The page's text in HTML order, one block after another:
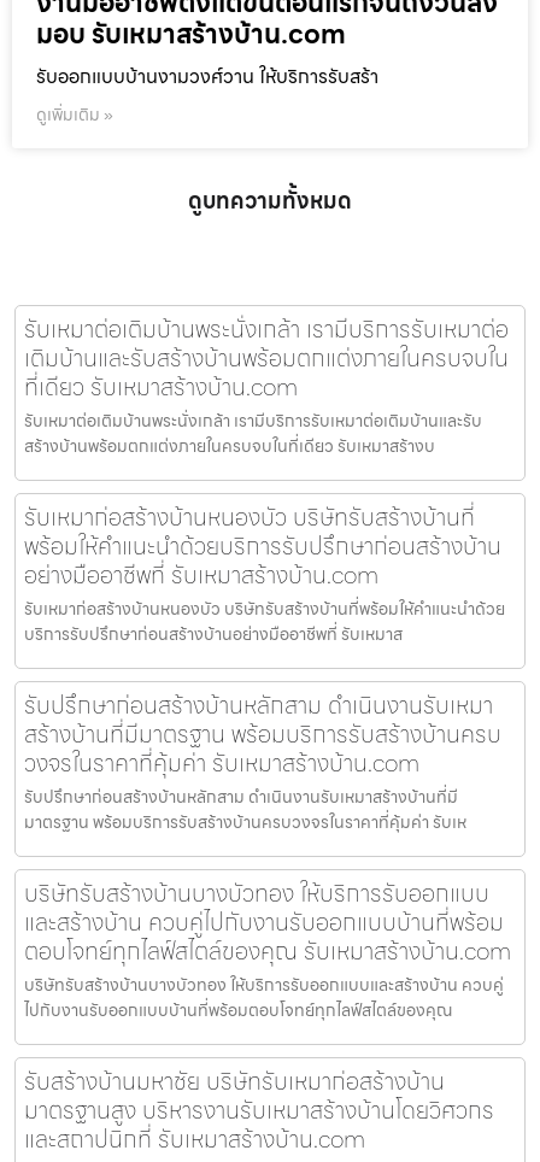
มอบ รับเหมาสร้างบ้าน.com
รับออกแบบบ้านงามวงศ์วาน ให้บริการรับสร้า
ดูเพิ่มเติม »
ดูบทความทั้งหมด
รับเหมาต่อเติมบ้านพระนั่งเกล้า เรามีบริการรับเหมาต่อ
เติมบ้านและรับสร้างบ้านพร้อมตกแต่งภายในครบจบใน
ที่เดียว รับเหมาสร้างบ้าน.com
รับเหมาต่อเติมบ้านพระนั่งเกล้า เรามีบริการรับเหมาต่อเติมบ้านและรับ
สร้างบ้านพร้อมตกแต่งภายในครบจบในที่เดียว รับเหมาสร้างบ
รับเหมาก่อสร้างบ้านหนองบัว บริษัทรับสร้างบ้านที่
พร้อมให้คำแนะนำด้วยบริการรับปรึกษาก่อนสร้างบ้าน
อย่างมืออาชีพที่ รับเหมาสร้างบ้าน.com
รับเหมาก่อสร้างบ้านหนองบัว บริษัทรับสร้างบ้านที่พร้อมให้คำแนะนำด้วย
บริการรับปรึกษาก่อนสร้างบ้านอย่างมืออาชีพที่ รับเหมาส
รับปรึกษาก่อนสร้างบ้านหลักสาม ดำเนินงานรับเหมา
สร้างบ้านที่มีมาตรฐาน พร้อมบริการรับสร้างบ้านครบ
วงจรในราคาที่คุ้มค่า รับเหมาสร้างบ้าน.com
รับปรึกษาก่อนสร้างบ้านหลักสาม ดำเนินงานรับเหมาสร้างบ้านที่มี
มาตรฐาน พร้อมบริการรับสร้างบ้านครบวงจรในราคาที่คุ้มค่า รับเห
บริษัทรับสร้างบ้านบางบัวทอง ให้บริการรับออกแบบ
และสร้างบ้าน ควบคู่ไปกับงานรับออกแบบบ้านที่พร้อม
ตอบโจทย์ทุกไลฟ์สไตล์ของคุณ รับเหมาสร้างบ้าน.com
บริษัทรับสร้างบ้านบางบัวทอง ให้บริการรับออกแบบและสร้างบ้าน ควบคู่
ไปกับงานรับออกแบบบ้านที่พร้อมตอบโจทย์ทุกไลฟ์สไตล์ของคุณ
รับสร้างบ้านมหาชัย บริษัทรับเหมาก่อสร้างบ้าน
มาตรฐานสูง บริหารงานรับเหมาสร้างบ้านโดยวิศวกร
และสถาปนิกที่ รับเหมาสร้างบ้าน.com